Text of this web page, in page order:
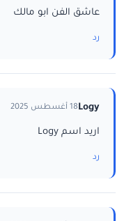
عاشق الفن ابو مالك
رد
Logy18 أغسطس 2025
اريد اسم Logy
رد